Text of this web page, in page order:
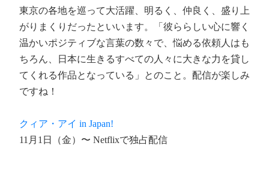
東京の各地を巡って大活躍、明るく、仲良く、盛り上
がりまくりだったといいます。「彼ららしい心に響く
温かいポジティブな言葉の数々で、悩める依頼人はも
ちろん、日本に生きるすべての人々に大きな力を貸し
てくれる作品となっている」とのこと。配信が楽しみ
ですね！
クィア・アイ in Japan!
11月1日（金）〜 Netflixで独占配信